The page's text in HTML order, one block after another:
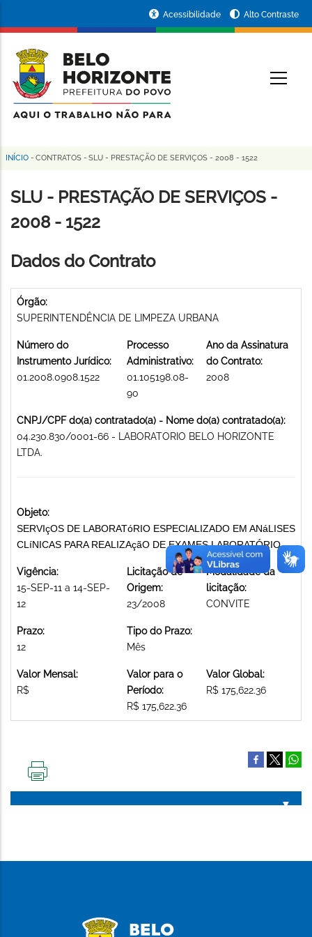
conteúdo
principal
da
Prefeitura
de
Horizonte
Acessibilidade Alto Contraste
Trilha
de
navegação
INÍCIO - CONTRATOS - SLU - PRESTAÇÃO DE SERVIÇOS - 2008 - 1522
SLU - PRESTAÇÃO DE SERVIÇOS -
2008 - 1522
Dados do Contrato
Órgão:
SUPERINTENDÊNCIA DE LIMPEZA URBANA
Número do
Instrumento Jurídico:
01.2008.0908.1522
Processo
Administrativo:
01.105198.08-
90
Ano da Assinatura
do Contrato:
2008
CNPJ/CPF do(a) contratado(a) - Nome do(a) contratado(a):
04.230.830/0001-66 - LABORATORIO BELO HORIZONTE
LTDA.
Objeto:
SERVIçOS DE LABORATóRIO ESPECIALIZADO EM ANáLISES
CLíNICAS PARA REALIZAçãO DE EXAMES LABORATÓRIO
Vigência:
15-SEP-11 a 14-SEP-
12
Licitação de
Origem:
23/2008
Modalidade da
licitação:
CONVITE
Prazo:
12
Tipo do Prazo:
Mês
Valor Mensal:
R$
Valor para o
Período:
R$ 175,622.36
Valor Global:
R$ 175,622.36
PÁGINA